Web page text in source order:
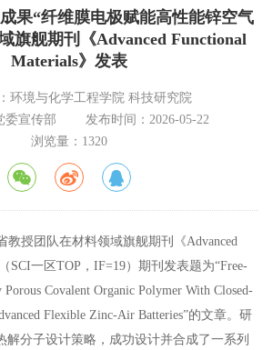
果“纤维膜电极赋能高性能锌空气
旗舰期刊《Advanced Functional
Materials》发表
环境与化学工程学院 科技研究院
委宣传部
发布时间：2026-05-22
浏览量： 1320
教授团队在材料领域旗舰期刊《Advanced
SCI一区TOP，IF=19）期刊发表题为“Free-
Covalent Organic Polymer With Closed-
Flexible Zinc-Air Batteries”的文章。研
解分子设计策略，成功设计并合成了一系列